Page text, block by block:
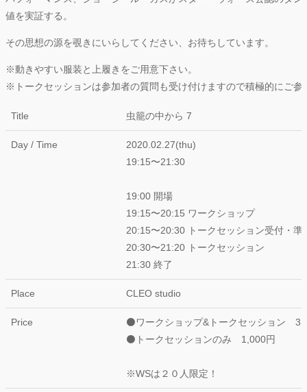
値を実証する。
その思想の源を覗きにいらしてください、お待ちしています。
※動きやすい服装と上履きをご用意下さい。
※トークセッションは参加者の質問も受け付けますので積極的にご参
Title 虫籠の中から 7
Day / Time
2020.02.27(thu)
19:15〜21:30
19:00 開場
19:15〜20:15 ワークショップ
20:15〜20:30 トークセッション受付・準
20:30〜21:20 トークセッション
21:30 終了
Place CLEO studio
Price
⚫ワークショップ&トークセッション
⚫トークセッションのみ 1,000円
※WSは２０人限定！